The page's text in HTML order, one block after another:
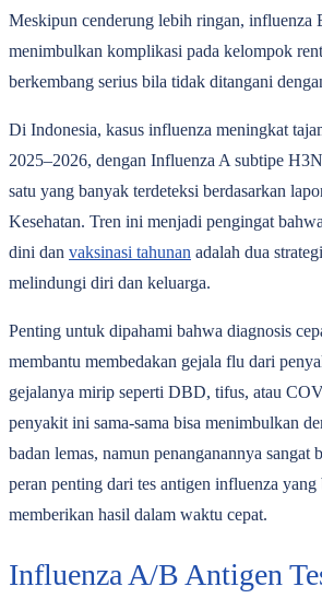
Meskipun cenderung lebih ringan, influenza
menimbulkan komplikasi pada kelompok
berkembang serius bila tidak ditangani
Di Indonesia, kasus influenza meningkat
2025‒2026, dengan Influenza A subtipe
satu yang banyak terdeteksi berdasarkan
Kesehatan. Tren ini menjadi pengingat
dini dan vaksinasi tahunan adalah dua
melindungi diri dan keluarga.
Penting untuk dipahami bahwa diagnosis
membantu membedakan gejala flu dari
gejalanya mirip seperti DBD, tifus, atau
penyakit ini sama-sama bisa menimbulkan
badan lemas, namun penanganannya sangat
peran penting dari tes antigen influenza yang
memberikan hasil dalam waktu cepat.
Influenza A/B Antigen